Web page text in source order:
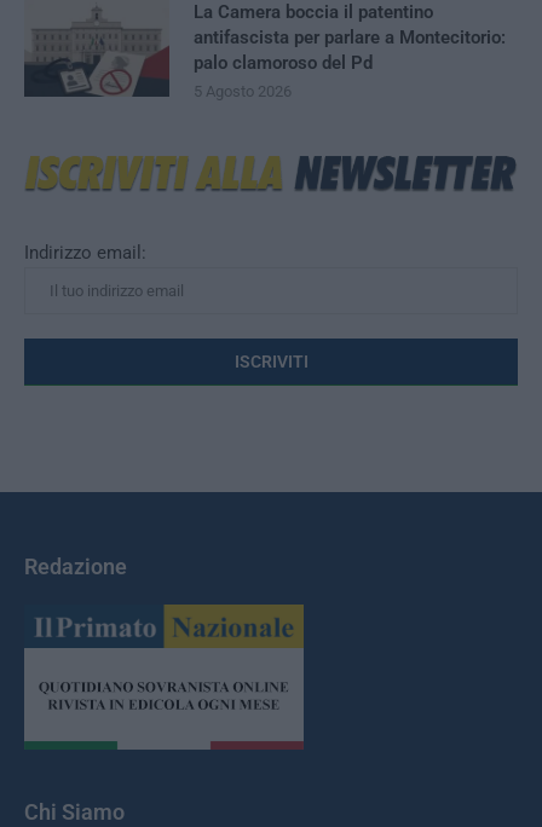
Indirizzo email:
La Camera boccia il patentino
antifascista per parlare a Montecitorio:
palo clamoroso del Pd
5 Agosto 2026
Redazione
Chi Siamo